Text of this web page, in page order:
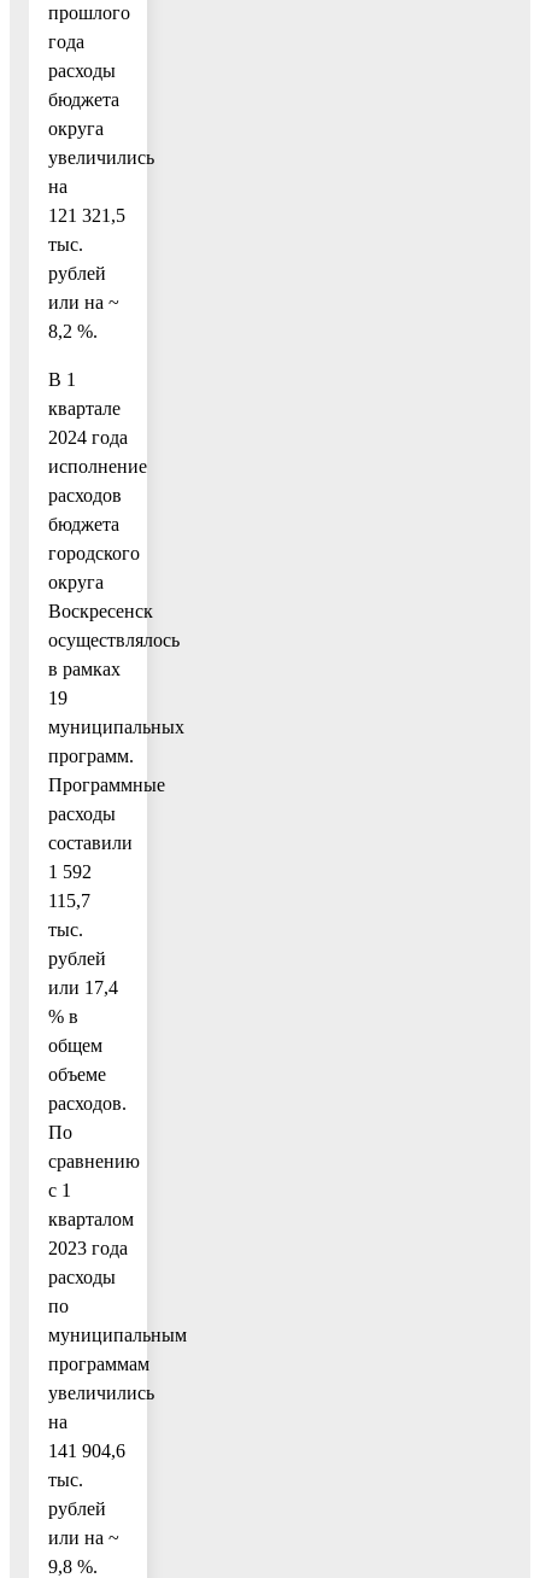
прошлого
года
расходы
бюджета
округа
увеличились
на
121 321,5
тыс.
рублей
или на ~
8,2 %.
В 1
квартале
2024 года
исполнение
расходов
бюджета
городского
округа
Воскресенск
осуществлялось
в рамках
19
муниципальных
программ.
Программные
расходы
составили
1 592
115,7
тыс.
рублей
или 17,4
% в
общем
объеме
расходов.
По
сравнению
с 1
кварталом
2023 года
расходы
по
муниципальным
программам
увеличились
на
141 904,6
тыс.
рублей
или на ~
9,8 %.